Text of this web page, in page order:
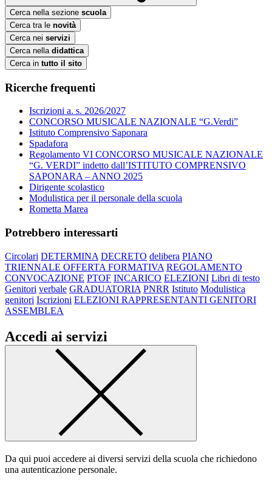
Cerca nella sezione scuola
Cerca tra le novità
Cerca nei servizi
Cerca nella didattica
Cerca in tutto il sito
Ricerche frequenti
Iscrizioni a. s. 2026/2027
CONCORSO MUSICALE NAZIONALE “G.Verdi”
Istituto Comprensivo Saponara
Spadafora
Regolamento VI CONCORSO MUSICALE NAZIONALE
“G. VERDI” indetto dall’ISTITUTO COMPRENSIVO
SAPONARA – ANNO 2025
Dirigente scolastico
Modulistica per il personale della scuola
Rometta Marea
Potrebbero interessarti
Circolari DETERMINA DECRETO delibera PIANO
TRIENNALE OFFERTA FORMATIVA REGOLAMENTO
CONVOCAZIONE PTOF INCARICO ELEZIONI Libri di testo
Genitori verbale GRADUATORIA PNRR Istituto Modulistica
genitori Iscrizioni ELEZIONI RAPPRESENTANTI GENITORI
ASSEMBLEA
Accedi ai servizi
Da qui puoi accedere ai diversi servizi della scuola che richiedono
una autenticazione personale.